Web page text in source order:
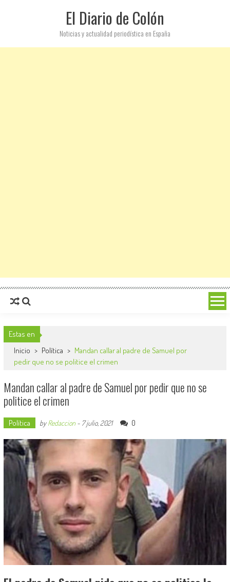
El Diario de Colón
Noticias y actualidad periodística en España
Estas en
Inicio > Política > Mandan callar al padre de Samuel por
pedir que no se politice el crimen
Mandan callar al padre de Samuel por pedir que no se
politice el crimen
Política byRedaccion- 7 julio, 2021 0